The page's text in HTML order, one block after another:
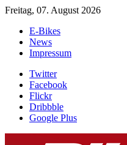
Freitag, 07. August 2026
E-Bikes
News
Impressum
Twitter
Facebook
Flickr
Dribbble
Google Plus